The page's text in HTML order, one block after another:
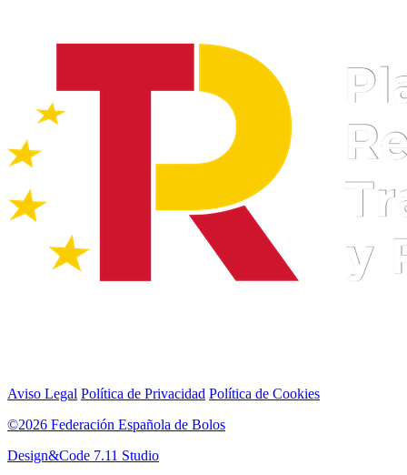
Aviso Legal Política de Privacidad Política de Cookies
©2026 Federación Española de Bolos
Design&Code 7.11 Studio